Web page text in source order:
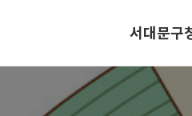
서대문구